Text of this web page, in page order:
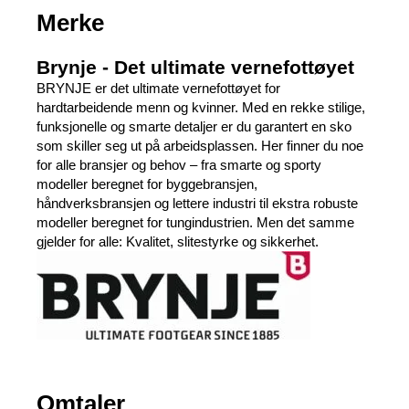
Merke
Brynje - Det ultimate vernefottøyet
BRYNJE er det ultimate vernefottøyet for
hardtarbeidende menn og kvinner. Med en rekke stilige,
funksjonelle og smarte detaljer er du garantert en sko
som skiller seg ut på arbeidsplassen. Her finner du noe
for alle bransjer og behov – fra smarte og sporty
modeller beregnet for byggebransjen,
håndverksbransjen og lettere industri til ekstra robuste
modeller beregnet for tungindustrien. Men det samme
gjelder for alle: Kvalitet, slitestyrke og sikkerhet.
Omtaler